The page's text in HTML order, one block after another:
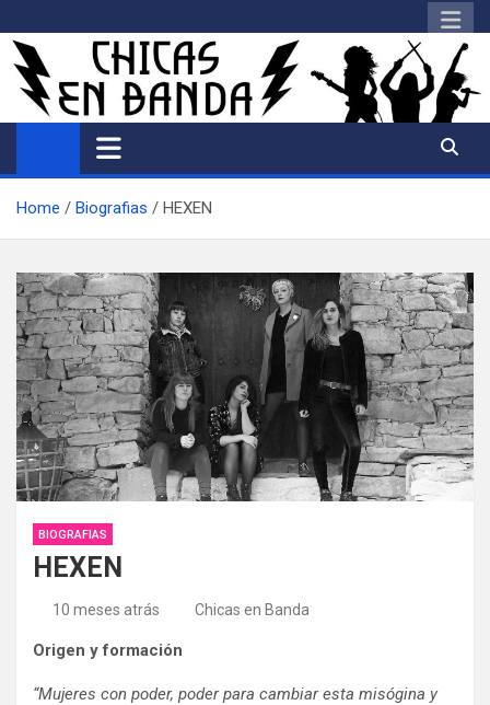
al
contenido
Home Biografias HEXEN
BIOGRAFIAS
HEXEN
10 meses atrás Chicas en Banda
Origen y formación
“Mujeres con poder, poder para cambiar esta misógina y